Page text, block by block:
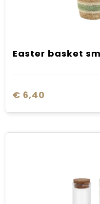
Easter basket
€ 6,40